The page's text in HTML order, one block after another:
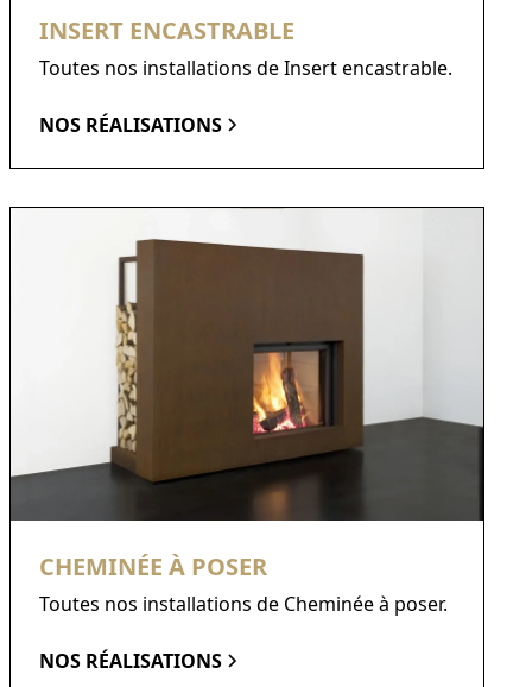
INSERT ENCASTRABLE
Toutes nos installations de Insert encastrable.
NOS RÉALISATIONS
CHEMINÉE À POSER
Toutes nos installations de Cheminée à poser.
NOS RÉALISATIONS